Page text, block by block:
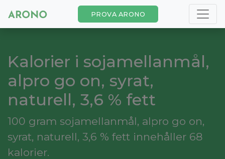
PROVA ARONO
Kalorier i sojamellanmål,
alpro go on, syrat,
naturell, 3,6 % fett
100 gram sojamellanmål, alpro go on,
syrat, naturell, 3,6 % fett innehåller 68
kalorier.